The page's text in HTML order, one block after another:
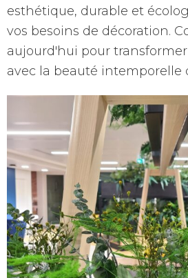
esthétique, durable et
vos besoins de décoration.
aujourd'hui pour
avec la beauté intemporelle